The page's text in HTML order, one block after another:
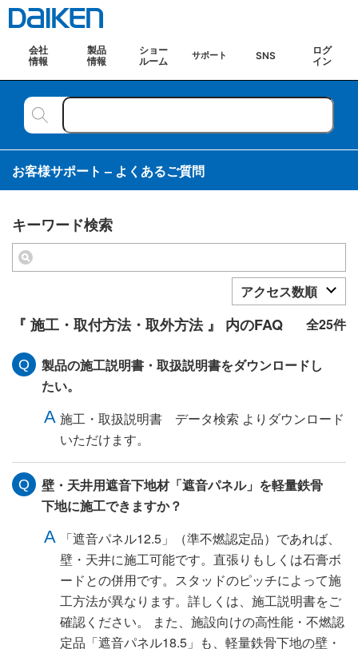
会社
情報
製品
情報
ショー
ルーム
サポート SNS
ログ
イン
お客様サポート – よくあるご質問
キーワード検索
アクセス数順
『 施工・取付方法・取外方法 』 内のFAQ 全25件
製品の施工説明書・取扱説明書をダウンロードし
たい。
施工・取扱説明書 データ検索 よりダウンロード
いただけます。
壁・天井用遮音下地材「遮音パネル」を軽量鉄骨
下地に施工できますか？
「遮音パネル12.5」（準不燃認定品）であれば、
壁・天井に施工可能です。直張りもしくは石膏ボ
ードとの併用です。スタッドのピッチによって施
工方法が異なります。詳しくは、施工説明書をご
確認ください。 また、施設向けの高性能・不燃認
定品「遮音パネル18.5」も、軽量鉄骨下地の壁・